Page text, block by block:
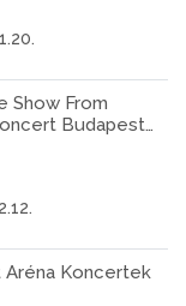
Show From
Budapest
Aréna Koncertek